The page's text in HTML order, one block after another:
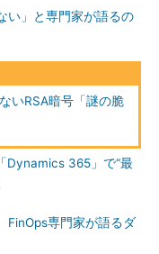
い」と専門家が語るの
いRSA暗号「謎の脆
Dynamics 365」で“最
専門家が語るダ